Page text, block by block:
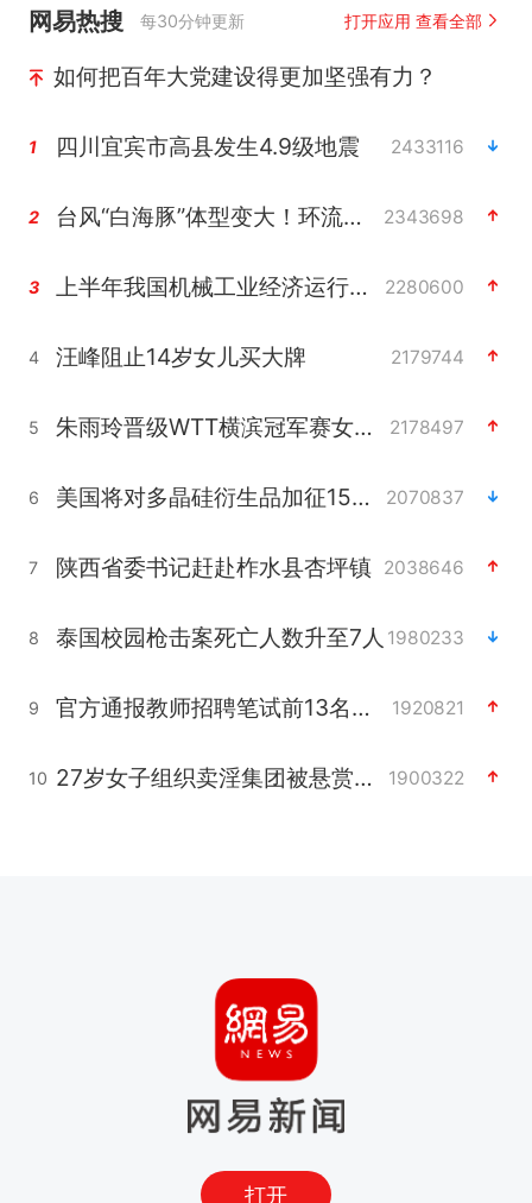
网易热搜 每30分钟更新 打开应用 查看全部
如何把百年大党建设得更加坚强有力？
1 四川宜宾市高县发生4.9级地震 2433116
2 台风“白海豚”体型变大！环流面积接近13个浙江那么大 2343698
3 上半年我国机械工业经济运行稳中有进 2280600
4 汪峰阻止14岁女儿买大牌 2179744
5 朱雨玲晋级WTT横滨冠军赛女单八强 2178497
6 美国将对多晶硅衍生品加征15%关税 2070837
7 陕西省委书记赶赴柞水县杏坪镇 2038646
8 泰国校园枪击案死亡人数升至7人 1980233
9 官方通报教师招聘笔试前13名被淘汰 1920821
10 27岁女子组织卖淫集团被悬赏通缉 1900322
打开